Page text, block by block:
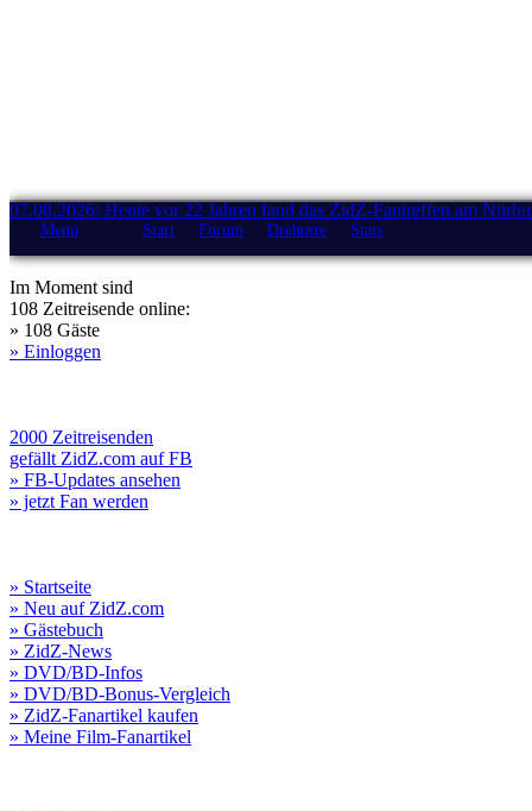
07.08.2026: Heute vor 22 Jahren fand das ZidZ-Fantreffen am
Menü Start Forum Drehorte Stars
Im Moment sind
108 Zeitreisende online:
» 108 Gäste
» Einloggen
2000 Zeitreisenden
gefällt ZidZ.com auf FB
» FB-Updates ansehen
» jetzt Fan werden
» Startseite
» Neu auf ZidZ.com
» Gästebuch
» ZidZ-News
» DVD/BD-Infos
» DVD/BD-Bonus-Vergleich
» ZidZ-Fanartikel kaufen
» Meine Film-Fanartikel